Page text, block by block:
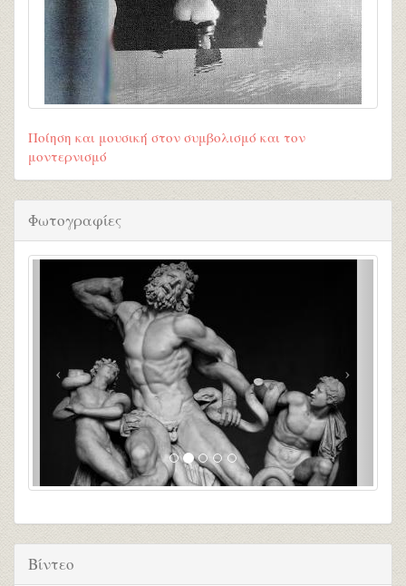
Ποίηση και μουσική στον συμβολισμό και τον
μοντερνισμό
Φωτογραφίες
Βίντεο